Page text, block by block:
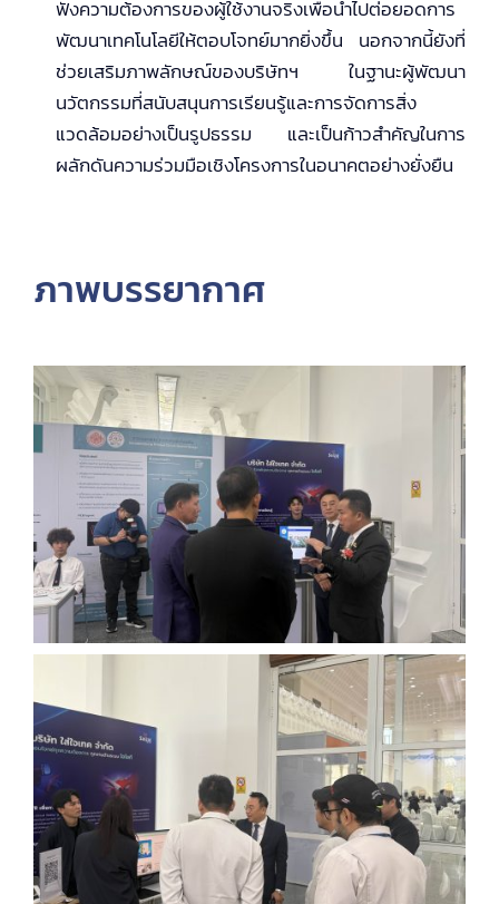
ฟังความต้องการของผู้ใช้งานจริงเพื่อนำไปต่อยอดการ
พัฒนาเทคโนโลยีให้ตอบโจทย์มากยิ่งขึ้น นอกจากนี้ยังที่
ช่วยเสริมภาพลักษณ์ของบริษัทฯ ในฐานะผู้พัฒนา
นวัตกรรมที่สนับสนุนการเรียนรู้และการจัดการสิ่ง
แวดล้อมอย่างเป็นรูปธรรม และเป็นก้าวสำคัญในการ
ผลักดันความร่วมมือเชิงโครงการในอนาคตอย่างยั่งยืน
ภาพบรรยากาศ